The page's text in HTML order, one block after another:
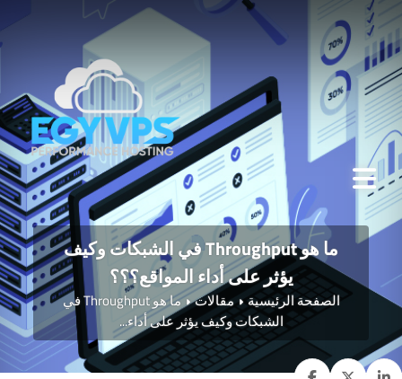
ما هو Throughput في الشبكات وكيف
يؤثر على أداء المواقع؟؟؟
الصفحة الرئيسية مقالات
ما هو Throughput في
الشبكات وكيف يؤثر على أداء...